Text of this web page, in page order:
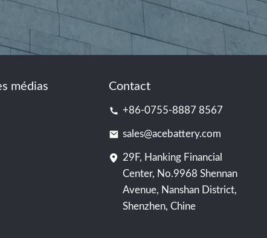
médias Contact
+86-0755-8887 8567
sales@acebattery.com
29F, Hanking Financial
Center, No.9968 Shennan
Avenue, Nanshan District,
Shenzhen, Chine